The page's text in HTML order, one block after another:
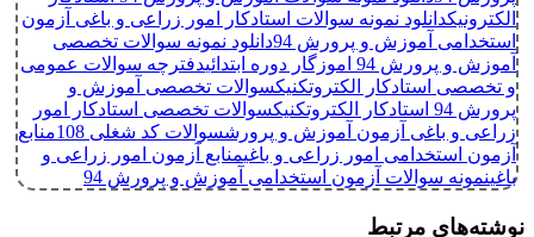
الکترونیکدانلود نمونه سوالات استادکار امور زراعی و باغی آزمون
استخدامی آموزش و پرورش 94
دانلود نمونه سوالات تخصصی
آموزش و پرورش 94 اموزگار دوره ابتدائی
دفترچه سوالات عمومی
و تخصصی استادکار الکتروتکنیکسوالات تخصصی آموزش و
پرورش 94 استادکار الکتروتکنیک
سوالات تخصصی استادکار امور
زراعی و باغی آزمون آموزش و پرورشسوالات کد شغلی 108
منابع
آزمون استخدامی امور زراعی و باغیمنابع آزمون امور زراعی و
باغینمونه سوالات آزمون استخدامی آموزش و پرورش 94
نوشته‌های مرتبط